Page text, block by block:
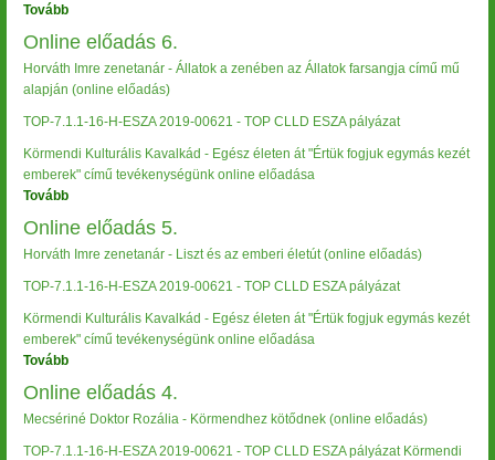
Tovább
alkoss!)
Online előadás 6.
Horváth Imre zenetanár - Állatok a zenében az Állatok farsangja című mű
alapján (online előadás)
TOP-7.1.1-16-H-ESZA 2019-00621 - TOP CLLD ESZA pályázat
Körmendi Kulturális Kavalkád - Egész életen át "Értük fogjuk egymás kezét
emberek" című tevékenységünk online előadása
Tovább
előadás
6.)
Online előadás 5.
Horváth Imre zenetanár - Liszt és az emberi életút (online előadás)
TOP-7.1.1-16-H-ESZA 2019-00621 - TOP CLLD ESZA pályázat
Körmendi Kulturális Kavalkád - Egész életen át "Értük fogjuk egymás kezét
emberek" című tevékenységünk online előadása
Tovább
előadás
5.)
Online előadás 4.
Mecsériné Doktor Rozália - Körmendhez kötődnek (online előadás)
TOP-7.1.1-16-H-ESZA 2019-00621 - TOP CLLD ESZA pályázat Körmendi